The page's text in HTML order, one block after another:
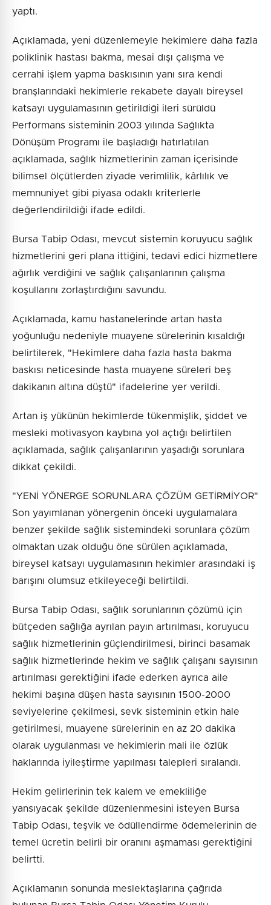
yaptı.
Açıklamada, yeni düzenlemeyle hekimlere daha fazla
poliklinik hastası bakma, mesai dışı çalışma ve
cerrahi işlem yapma baskısının yanı sıra kendi
branşlarındaki hekimlerle rekabete dayalı bireysel
katsayı uygulamasının getirildiği ileri sürüldü
Performans sisteminin 2003 yılında Sağlıkta
Dönüşüm Programı ile başladığı hatırlatılan
açıklamada, sağlık hizmetlerinin zaman içerisinde
bilimsel ölçütlerden ziyade verimlilik, kârlılık ve
memnuniyet gibi piyasa odaklı kriterlerle
değerlendirildiği ifade edildi.
Bursa Tabip Odası, mevcut sistemin koruyucu sağlık
hizmetlerini geri plana ittiğini, tedavi edici hizmetlere
ağırlık verdiğini ve sağlık çalışanlarının çalışma
koşullarını zorlaştırdığını savundu.
Açıklamada, kamu hastanelerinde artan hasta
yoğunluğu nedeniyle muayene sürelerinin kısaldığı
belirtilerek, "Hekimlere daha fazla hasta bakma
baskısı neticesinde hasta muayene süreleri beş
dakikanın altına düştü" ifadelerine yer verildi.
Artan iş yükünün hekimlerde tükenmişlik, şiddet ve
mesleki motivasyon kaybına yol açtığı belirtilen
açıklamada, sağlık çalışanlarının yaşadığı sorunlara
dikkat çekildi.
"YENİ YÖNERGE SORUNLARA ÇÖZÜM GETİRMİYOR"
Son yayımlanan yönergenin önceki uygulamalara
benzer şekilde sağlık sistemindeki sorunlara çözüm
olmaktan uzak olduğu öne sürülen açıklamada,
bireysel katsayı uygulamasının hekimler arasındaki iş
barışını olumsuz etkileyeceği belirtildi.
Bursa Tabip Odası, sağlık sorunlarının çözümü için
bütçeden sağlığa ayrılan payın artırılması, koruyucu
sağlık hizmetlerinin güçlendirilmesi, birinci basamak
sağlık hizmetlerinde hekim ve sağlık çalışanı sayısının
artırılması gerektiğini ifade ederken ayrıca aile
hekimi başına düşen hasta sayısının 1500-2000
seviyelerine çekilmesi, sevk sisteminin etkin hale
getirilmesi, muayene sürelerinin en az 20 dakika
olarak uygulanması ve hekimlerin mali ile özlük
haklarında iyileştirme yapılması talepleri sıralandı.
Hekim gelirlerinin tek kalem ve emekliliğe
yansıyacak şekilde düzenlenmesini isteyen Bursa
Tabip Odası, teşvik ve ödüllendirme ödemelerinin de
temel ücretin belirli bir oranını aşmaması gerektiğini
belirtti.
Açıklamanın sonunda meslektaşlarına çağrıda